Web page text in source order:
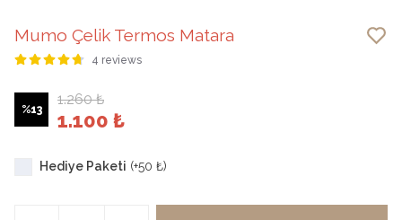
Mumo Çelik Termos Matara
4 reviews
%13
1.260 ₺
1.100 ₺
Hediye Paketi (+50 ₺)